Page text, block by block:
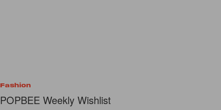
Fashion
POPBEE Weekly Wishlist